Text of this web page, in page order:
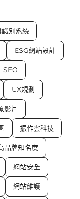
識別系統
ESG網站設計
SEO
UX規劃
影片
振作雲科技
品牌知名度
網站安全
網站維護